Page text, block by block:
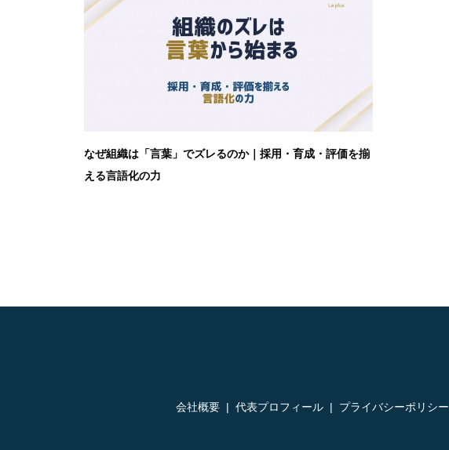
なぜ組織は「言葉」でズレるのか｜採用・育成・評価を揃
える言語化の力
会社概要 代表プロフィール プライバシーポリシー